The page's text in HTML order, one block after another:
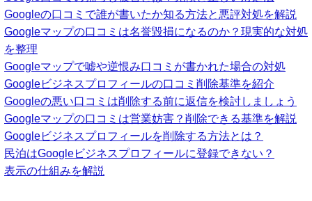
Googleの口コミで誰が書いたか知る方法と悪評対処を解説
Googleマップの口コミは名誉毀損になるのか？現実的な対処
を整理
Googleマップで嘘や逆恨み口コミが書かれた場合の対処
Googleビジネスプロフィールの口コミ削除基準を紹介
Googleの悪い口コミは削除する前に返信を検討しましょう
Googleマップの口コミは営業妨害？削除できる基準を解説
Googleビジネスプロフィールを削除する方法とは？
民泊はGoogleビジネスプロフィールに登録できない？
表示の仕組みを解説